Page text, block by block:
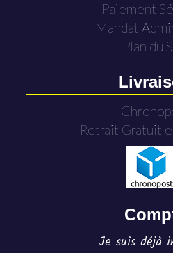
Paiement
Mandat
Plan du
Retrait Gratuit
Je suis déjà